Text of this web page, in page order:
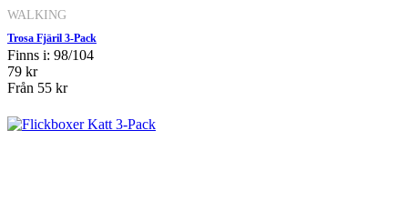
WALKING
Trosa Fjäril 3-Pack
Finns i: 98/104
79 kr
Från 55 kr